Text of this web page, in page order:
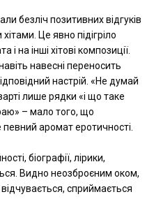
безліч позитивних відгуків
Це явно підігріло
на інші хітові композиції.
навесні переносить
настрій. «Не думай
лише рядки «і що таке
– мало того, що
аромат еротичності.
біографії, лірики,
Видно неозброєним оком,
відчувається, сприймається